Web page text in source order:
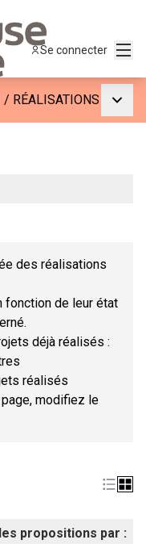
Se connecter
/ RÉALISATIONS
des réalisations
fonction de leur état
déjà réalisés :
réalisés
modifiez le
propositions par :